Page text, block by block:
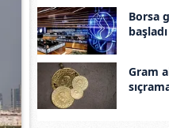
Borsa
başladı
Gram